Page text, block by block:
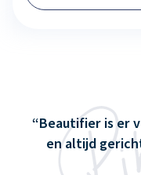
Beautifier is er
en altijd